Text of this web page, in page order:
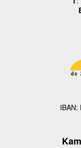
IBAN: